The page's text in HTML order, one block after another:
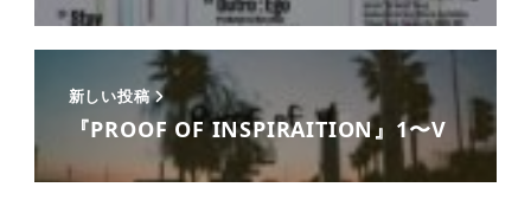
新しい投稿
『PROOF OF INSPIRAITION』1〜V